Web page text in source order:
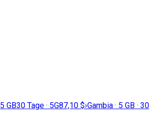
5 GB30 Tage · 5G87,10 $›Gambia · 5 GB · 30